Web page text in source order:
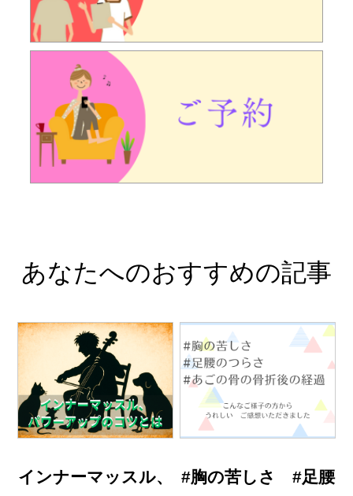
あなたへのおすすめの記事
インナーマッスル、
#胸の苦しさ #足腰